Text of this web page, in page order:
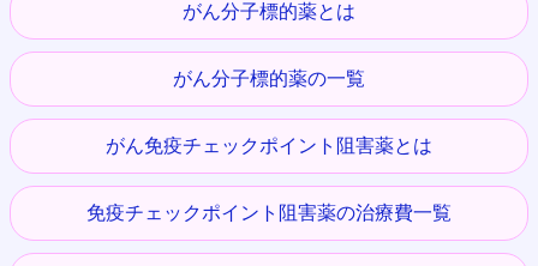
がん分子標的薬とは
がん分子標的薬の一覧
がん免疫チェックポイント阻害薬とは
免疫チェックポイント阻害薬の治療費一覧